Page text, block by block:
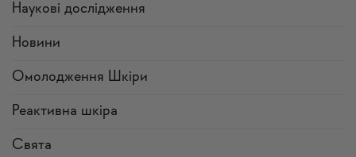
Наукові дослідження
Новини
Омолодження Шкіри
Реактивна шкіра
Свята